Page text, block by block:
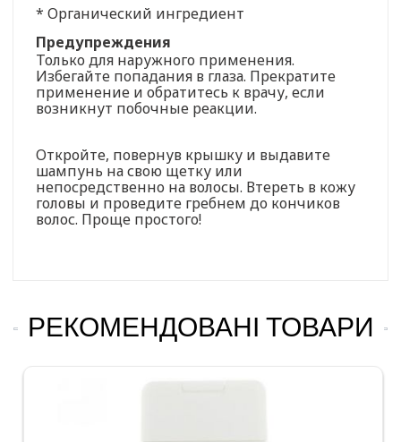
* Органический ингредиент
Предупреждения
Только для наружного применения.
Избегайте попадания в глаза. Прекратите
применение и обратитесь к врачу, если
возникнут побочные реакции.
Откройте, повернув крышку и выдавите
шампунь на свою щетку или
непосредственно на волосы. Втереть в кожу
головы и проведите гребнем до кончиков
волос. Проще простого!
РЕКОМЕНДОВАНІ ТОВАРИ